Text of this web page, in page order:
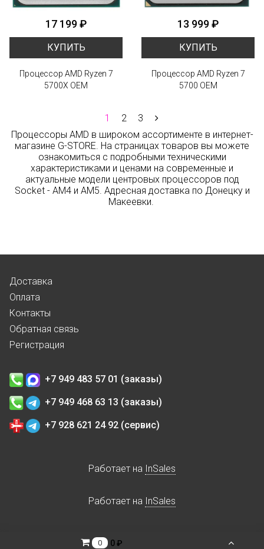
17 199 ₽
КУПИТЬ
Процессор AMD Ryzen 7
5700X OEM
13 999 ₽
КУПИТЬ
Процессор AMD Ryzen 7
5700 OEM
1 2
3
Процессоры AMD в широком ассортименте в интернет-
магазине G-STORE. На страницах товаров вы можете
ознакомиться с подробными техническими
характеристиками и ценами на современные и
актуальные модели центровых процессоров под
Socket - AM4 и AM5. Адресная доставка по Донецку и
Макеевки.
Доставка
Оплата
Контакты
Обратная связь
Регистрация
+7 949 483 57 01 (заказы)
+7 949 468 63 13 (заказы)
+7 928 621 24 92 (сервис)
Работает на InSales
Работает на InSales
0 0 ₽